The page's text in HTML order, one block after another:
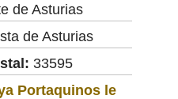
de Asturias
de Asturias
33595
Portaquinos le